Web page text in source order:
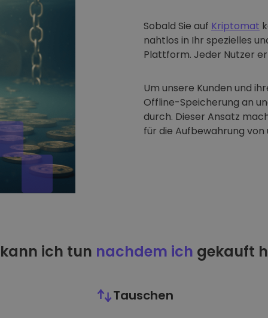
Sobald Sie auf Kriptomat
nahtlos in Ihr spezielles
Plattform. Jeder Nutzer
Um unsere Kunden und
Offline-Speicherung an
durch. Dieser Ansatz
für die Aufbewahrung
ich tun nachdem ich gekauft
Tauschen